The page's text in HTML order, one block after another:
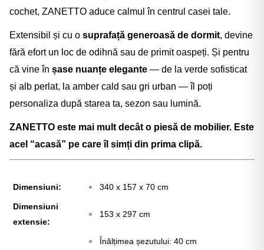
cochet, ZANETTO aduce calmul în centrul casei tale.
Extensibil și cu o suprafață generoasă de dormit, devine
fără efort un loc de odihnă sau de primit oaspeți. Și pentru
că vine în șase nuanțe elegante — de la verde sofisticat
și alb perlat, la amber cald sau gri urban — îl poți
personaliza după starea ta, sezon sau lumină.
ZANETTO este mai mult decât o piesă de mobilier. Este
acel “acasă” pe care îl simți din prima clipă.
Dimensiuni: 340 x 157 x 70 cm
Dimensiuni
extensie:
153 x 297 cm
Înălțimea șezutului: 40 cm